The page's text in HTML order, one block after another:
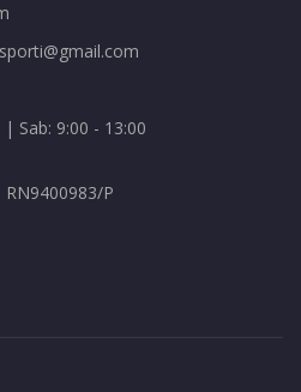
| Sab: 9:00 - 13:00
P